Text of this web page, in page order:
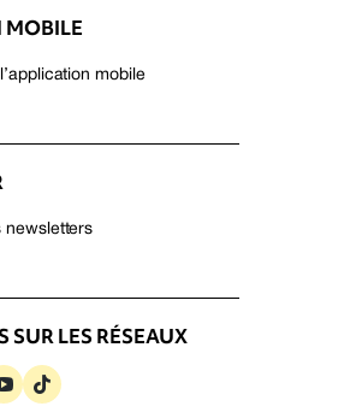
MOBILE
mobile
newsletters
LES RÉSEAUX